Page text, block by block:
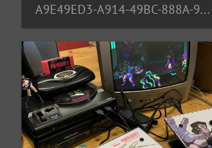
A9E49ED3-A914-49BC-888A-95EF017F11C9